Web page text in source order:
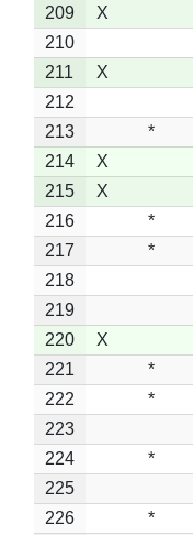
209
X
210
211
X
212
213
*
214
X
215
X
216
*
217
*
218
219
220
X
221
*
222
*
223
224
*
225
226
*